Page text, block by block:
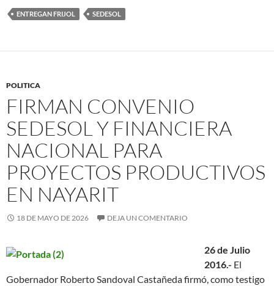
ENTREGAN FRIJOL SEDESOL
POLITICA
FIRMAN CONVENIO
SEDESOL Y FINANCIERA
NACIONAL PARA
PROYECTOS PRODUCTIVOS
EN NAYARIT
18 DE MAYO DE 2026 DEJA UN COMENTARIO
26 de Julio
2016.- El
Gobernador Roberto Sandoval Castañeda firmó, como testigo